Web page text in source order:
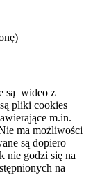
są wideo z
pliki cookies
m.in.
ma możliwości
są dopiero
nie godzi się na
na